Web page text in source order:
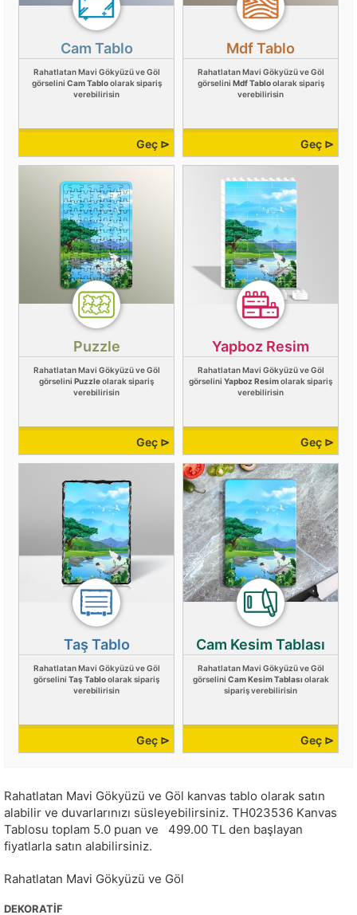
Cam Tablo
Rahatlatan Mavi Gökyüzü ve Göl
görselini Cam Tabloolarak sipariş
verebilirisin
Geç ⊳
Mdf Tablo
Rahatlatan Mavi Gökyüzü ve Göl
görselini Mdf Tabloolarak sipariş
verebilirisin
Geç ⊳
Puzzle
Rahatlatan Mavi Gökyüzü ve Göl
görselini Puzzleolarak sipariş
verebilirisin
Geç ⊳
Yapboz Resim
Rahatlatan Mavi Gökyüzü ve Göl
görselini Yapboz Resimolarak sipariş
verebilirisin
Geç ⊳
Taş Tablo
Rahatlatan Mavi Gökyüzü ve Göl
görselini Taş Tabloolarak sipariş
verebilirisin
Geç ⊳
Cam Kesim Tablası
Rahatlatan Mavi Gökyüzü ve Göl
görselini Cam Kesim Tablası olarak
sipariş verebilirisin
Geç ⊳
Rahatlatan Mavi Gökyüzü ve Göl kanvas tablo olarak satın
alabilir ve duvarlarınızı süsleyebilirsiniz. TH023536 Kanvas
Tablosu toplam 5.0 puan ve 499.00 TL den başlayan
fiyatlarla satın alabilirsiniz.
Rahatlatan Mavi Gökyüzü ve Göl
DEKORATIF